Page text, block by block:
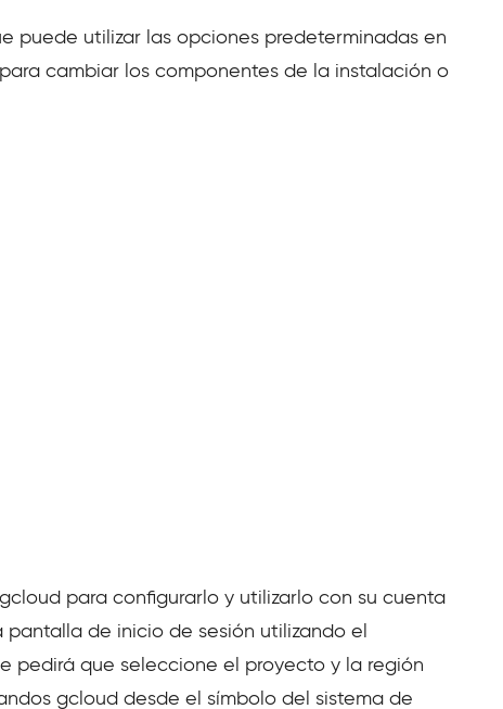
puede utilizar las opciones predeterminadas en
cambiar los componentes de la instalación o
para configurarlo y utilizarlo con su cuenta
de inicio de sesión utilizando el
pedirá que seleccione el proyecto y la región
gcloud desde el símbolo del sistema de